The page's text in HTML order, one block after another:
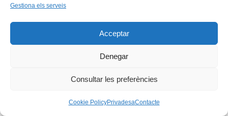
Gestiona els serveis
Acceptar
Denegar
Consultar les preferències
Cookie PolicyPrivadesaContacte
DESENVOLUPAMENT SOSTENIBLE
Copyright © 2026 - Xarxa Vives d'Universitats